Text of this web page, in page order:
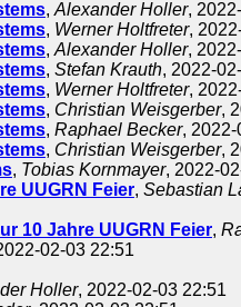
, Alexander Holler,
, Werner Holtfreter,
, Alexander Holler,
, Stefan Krauth, 2022-
, Werner Holtfreter,
, Christian Weisgerber,
, Raphael Becker, 2022-
, Christian Weisgerber,
, Tobias Kornmayer, 2022-
UUGRN Feier, Sebastian
10 Jahre UUGRN Feier,
02-03 22:51
Holler, 2022-02-03 22:51